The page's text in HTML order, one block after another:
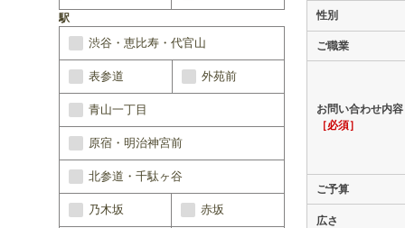
性別
ご職業
お問い合わせ内容
［必須］
ご予算
広さ
駅
渋谷・恵比寿・代官山
表参道 外苑前
青山一丁目
原宿・明治神宮前
北参道・千駄ヶ谷
乃木坂 赤坂